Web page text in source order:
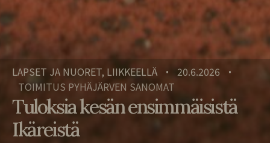
LAPSET JA NUORET, LIIKKEELLÄ • 20.6.2026 •
TOIMITUS PYHÄJÄRVEN SANOMAT
Tuloksia kesän ensimmäisistä
Ikäreistä